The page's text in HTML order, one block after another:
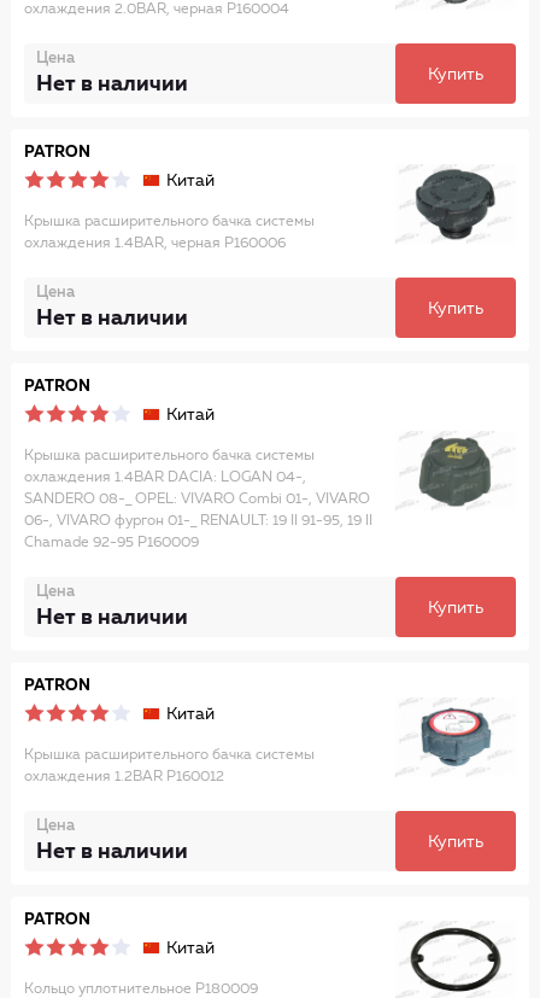
охлаждения 2.0BAR, черная P160004
Цена
Нет в наличии Купить
PATRON
Китай
Крышка расширительного бачка системы
охлаждения 1.4BAR, черная P160006
Цена
Нет в наличии Купить
PATRON
Китай
Крышка расширительного бачка системы
охлаждения 1.4BAR DACIA: LOGAN 04-,
SANDERO 08-_ OPEL: VIVARO Combi 01-, VIVARO
06-, VIVARO фургон 01-_ RENAULT: 19 II 91-95, 19 II
Chamade 92-95 P160009
Цена
Нет в наличии Купить
PATRON
Китай
Крышка расширительного бачка системы
охлаждения 1.2BAR P160012
Цена
Нет в наличии Купить
PATRON
Китай
Кольцо уплотнительное P180009